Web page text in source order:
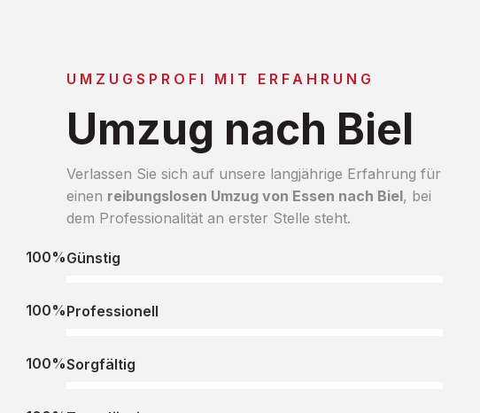
UMZUGSPROFI MIT ERFAHRUNG
Umzug nach Biel
Verlassen Sie sich auf unsere langjährige Erfahrung für
einen reibungslosen Umzug von Essen nach Biel, bei
dem Professionalität an erster Stelle steht.
Günstig
100%
Professionell
100%
Sorgfältig
100%